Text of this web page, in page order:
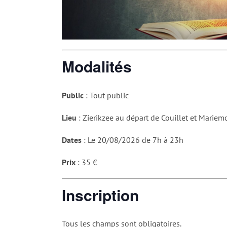
Modalités
Public : Tout public
Lieu : Zierikzee au départ de Couillet et
Dates : Le 20/08/2026 de 7h à 23h
Prix : 35 €
Inscription
Tous les champs sont obligatoires.